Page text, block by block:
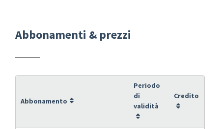
Abbonamenti & prezzi
Abbonamento
Periodo
di
validità
Credito